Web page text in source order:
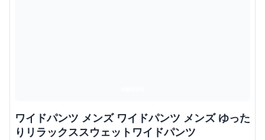
ワイドパンツ メンズ ワイドパンツ メンズ ゆった
りリラックススウェットワイドパンツ